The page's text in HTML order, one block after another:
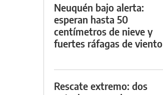
Neuquén bajo alerta:
esperan hasta 50
centímetros de nieve y
fuertes ráfagas de viento
Rescate extremo: dos